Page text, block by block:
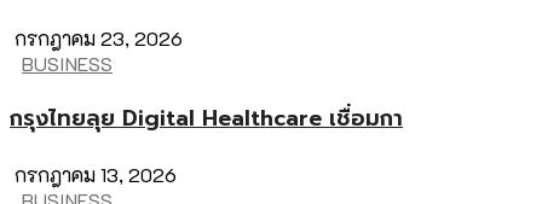
กรกฎาคม 23, 2026
BUSINESS
กรุงไทยลุย Digital Healthcare เชื่อมกา
กรกฎาคม 13, 2026